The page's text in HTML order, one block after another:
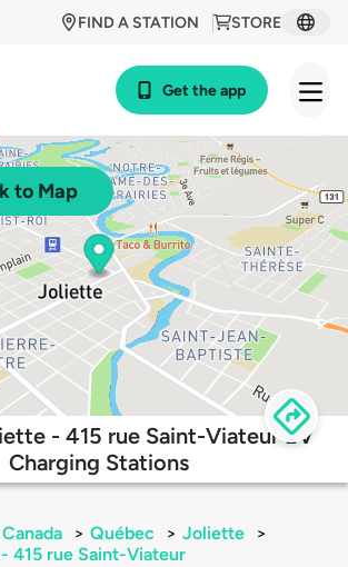
STORE
FIND A STATION
Get the app
to Map
- 415 rue Saint-Viateur EV
Charging Stations
Canada > Québec > Joliette
>
415 rue Saint-Viateur